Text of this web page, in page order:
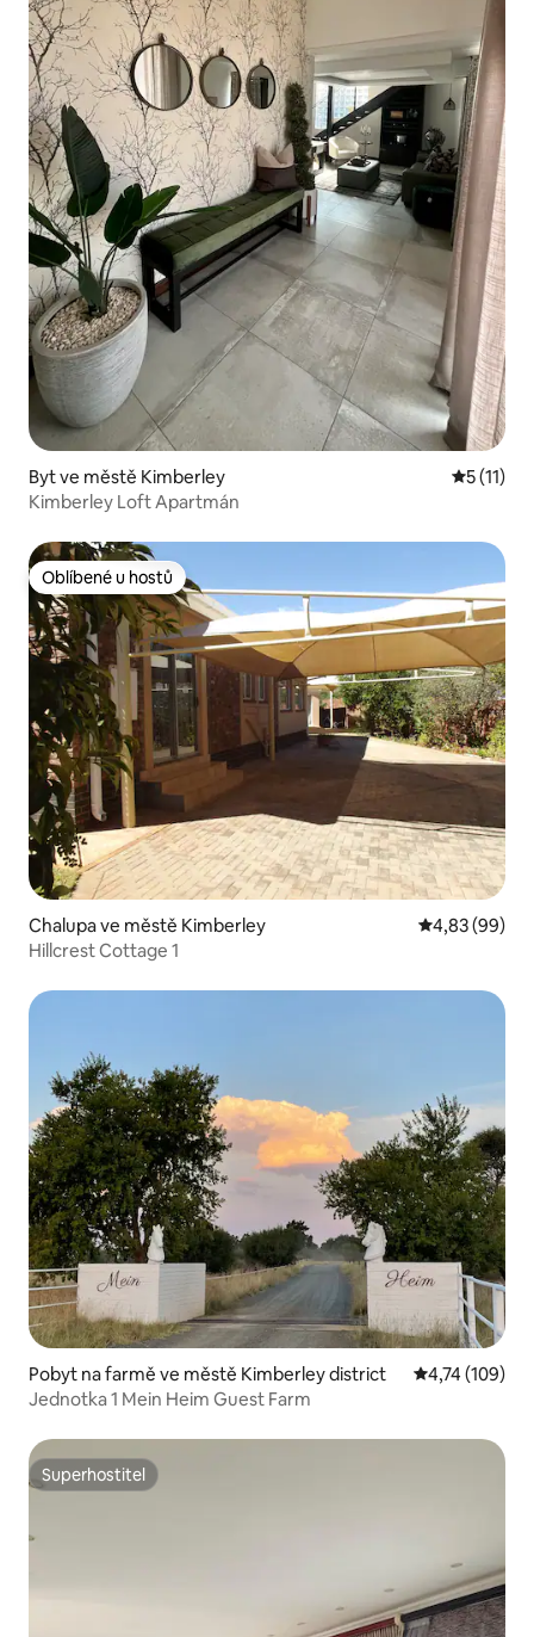
Byt ve městě Kimberley
5 (11)
Kimberley Loft Apartmán
Oblíbené u hostů
Oblíbené u hostů
Chalupa ve městě Kimberley Průměrné
4,83 (99)
Hillcrest Cottage 1
Pobyt na farmě ve městě Kimberley district Průměrné
4,74 (109)
Jednotka 1 Mein Heim Guest Farm
Superhostitel
Superhostitel